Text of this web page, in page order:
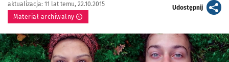
aktualizacja: 11 lat temu, 22.10.2015
Materiał archiwalny
Udostępnijartykuł
Kliknij, aby powiększyć